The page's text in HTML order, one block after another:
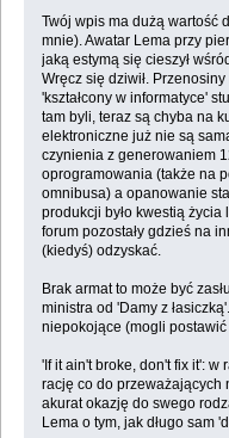
Twój wpis ma dużą wartość
mnie). Awatar Lema przy
jaką estymą się cieszył
Wręcz się dziwił.
'kształcony w informatyce'
tam byli, teraz są chyba na
elektroniczne już nie są
czynienia z generowaniem
oprogramowania (także na
omnibusa) a opanowanie
produkcji było kwestią
forum pozostały gdzieś na
(kiedyś) odzyskać.
Brak armat to może być
ministra od 'Damy z
niepokojące (mogli
'If it ain't broke, don't fix it':
rację co do przeważających
akurat okazję do swego
Lema o tym, jak długo sam